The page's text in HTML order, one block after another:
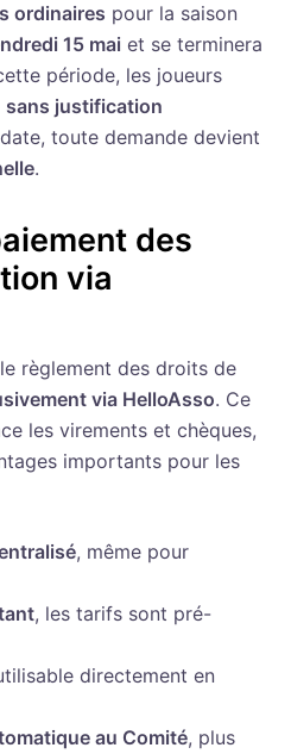
ordinaires pour la saison
15 mai et se terminera
période, les joueurs
sans justification
toute demande devient
.
des
via
règlement des droits de
via HelloAsso. Ce
les virements et chèques,
importants pour les
, même pour
, les tarifs sont pré-
directement en
au Comité, plus